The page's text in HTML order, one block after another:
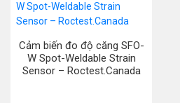
Cảm biến đo độ căng SFO-
W Spot-Weldable Strain
Sensor – Roctest.Canada